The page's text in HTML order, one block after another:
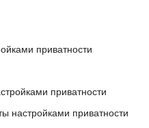
приватности
приватности
настройками приватности